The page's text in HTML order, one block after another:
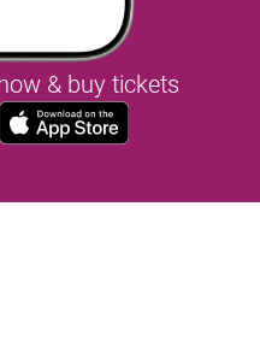
& buy tickets